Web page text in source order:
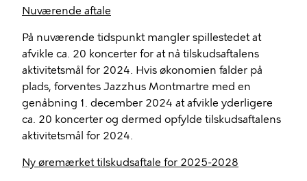
Nuværende aftale
På nuværende tidspunkt mangler spillestedet at
afvikle ca. 20 koncerter for at nå tilskudsaftalens
aktivitetsmål for 2024. Hvis økonomien falder på
plads, forventes Jazzhus Montmartre med en
genåbning 1. december 2024 at afvikle yderligere
ca. 20 koncerter og dermed opfylde tilskudsaftalens
aktivitetsmål for 2024.
Ny øremærket tilskudsaftale for 2025-2028